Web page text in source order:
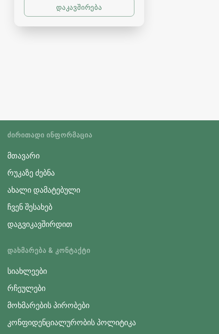
ᲫᲘᲠᲘᲗᲐᲓᲘ ᲘᲜᲤᲝᲠᲛᲐᲪᲘᲐ
მთავარი
რუკაზე ძებნა
ახალი დამატებული
ჩვენ შესახებ
დაგვიკავშირდით
ᲓᲐᲮᲛᲐᲠᲔᲑᲐ & ᲙᲝᲜᲢᲐᲥᲢᲘ
სიახლეები
რჩეულები
მოხმარების პირობები
კონფიდენციალურობის პოლიტიკა